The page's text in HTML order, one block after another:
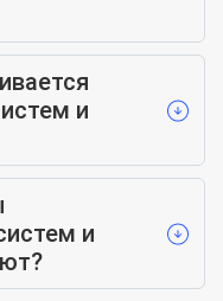
и
и